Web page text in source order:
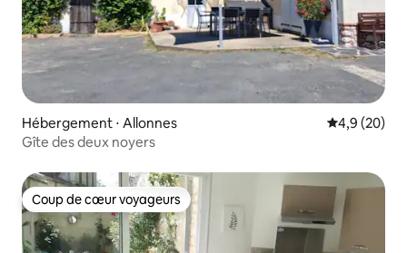
Hébergement ⋅ Allonnes Évaluation
4,9 (20)
Gîte des deux noyers
Coup de cœur voyageurs
Coup de cœur voyageurs